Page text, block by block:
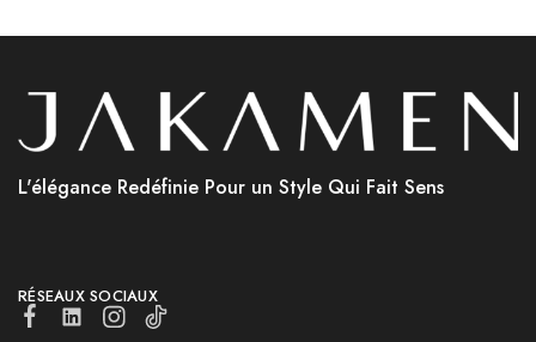
L'élégance Redéfinie Pour un Style Qui Fait Sens
RÉSEAUX SOCIAUX